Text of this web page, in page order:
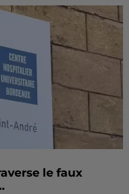
le faux